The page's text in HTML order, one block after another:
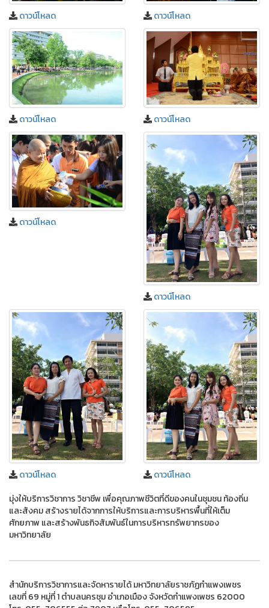
ดาวน์โหลด ดาวน์โหลด
ดาวน์โหลด ดาวน์โหลด
ดาวน์โหลด
ดาวน์โหลด
ดาวน์โหลด
ดาวน์โหลด
มุ่งให้บริการวิชาการ วิชาชีพ เพื่อคุณภาพชีวิตที่ดีของคนในชุมชน ท้องถิ่น
และสังคม สร้างรายได้จากการให้บริการและการบริหารพื้นที่ให้เต็ม
ศักยภาพ และสร้างพันธกิจสัมพันธ์ในการบริหารทรัพยากรของ
มหาวิทยาลัย
สำนักบริการวิชาการและจัดหารายได้ มหาวิทยาลัยราชภัฏกำแพงเพชร
เลขที่ 69 หมู่ที่ 1 ตำบลนครชุม อำเภอเมือง จังหวัดกำแพงเพชร 62000